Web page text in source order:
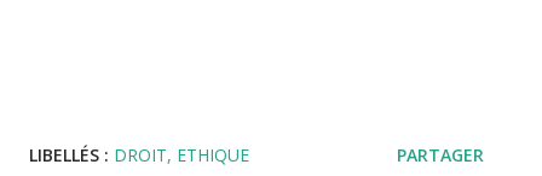
LIBELLÉS : DROIT ETHIQUE PARTAGER